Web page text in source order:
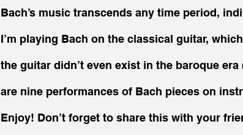
Bach’s music transcends any time period,
I’m playing Bach on the classical guitar,
the guitar didn’t even exist in the baroque
are nine performances of Bach pieces on
Enjoy! Don’t forget to share this with your